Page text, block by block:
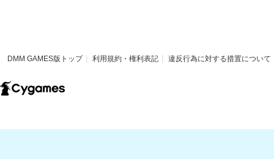
DMM GAMES版トップ 利用規約・権利表記 違反行為に対する措置について